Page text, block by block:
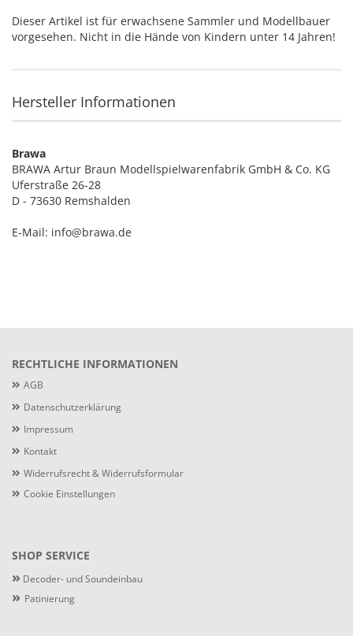
Dieser Artikel ist für erwachsene Sammler und Modellbauer
vorgesehen. Nicht in die Hände von Kindern unter 14 Jahren!
Hersteller Informationen
Brawa
BRAWA Artur Braun Modellspielwarenfabrik GmbH & Co. KG
Uferstraße 26-28
D - 73630 Remshalden
E-Mail: info@brawa.de
RECHTLICHE INFORMATIONEN
AGB
Datenschutzerklärung
Impressum
Kontakt
Widerrufsrecht & Widerrufsformular
Cookie Einstellungen
SHOP SERVICE
» Decoder- und Soundeinbau
» Patinierung